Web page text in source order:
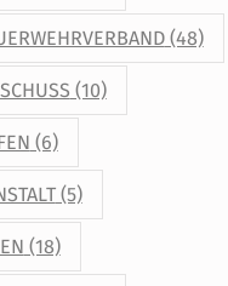
(48)
(10)
(6)
(5)
(18)